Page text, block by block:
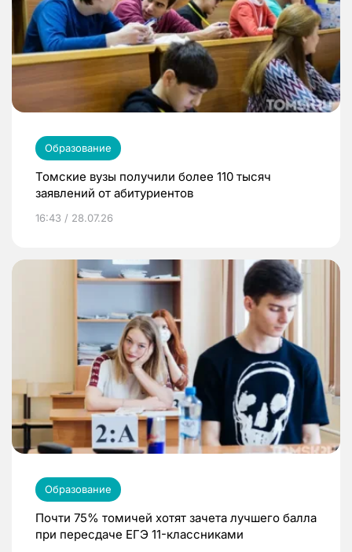
Образование
Томские вузы получили более 110 тысяч
заявлений от абитуриентов
16:43 / 28.07.26
Образование
Почти 75% томичей хотят зачета лучшего балла
при пересдаче ЕГЭ 11-классниками